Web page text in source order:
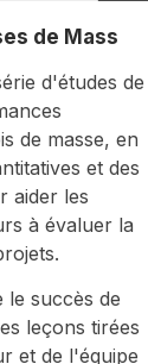
de Mass
d'études de
de masse, en
et des
aider les
à évaluer la
le succès de
leçons tirées
et de l'équipe